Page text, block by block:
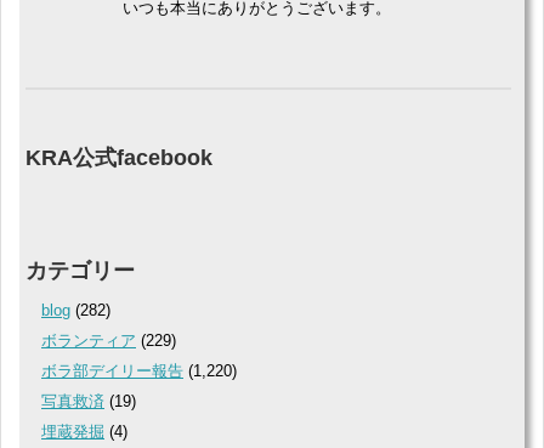
いつも本当にありがとうございます。
KRA公式facebook
カテゴリー
blog (282)
ボランティア (229)
ボラ部デイリー報告 (1,220)
写真救済 (19)
埋蔵発掘 (4)